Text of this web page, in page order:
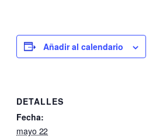
Añadir al calendario
DETALLES
Fecha:
mayo 22